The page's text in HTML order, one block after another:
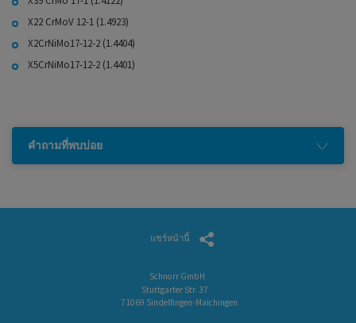
X22 CrMoV 12-1 (1.4923)
X2CrNiMo17-12-2 (1.4404)
X5CrNiMo17-12-2 (1.4401)
คำถามที่พบบ่อย
แชร์หน้านี้
Schnorr GmbH
Stuttgarter Str. 37
71069 Sindelfingen-Maichingen